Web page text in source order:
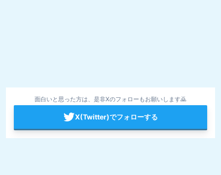
面白いと思った方は、是非Xのフォローもお願いします🙇
X(Twitter)でフォローする